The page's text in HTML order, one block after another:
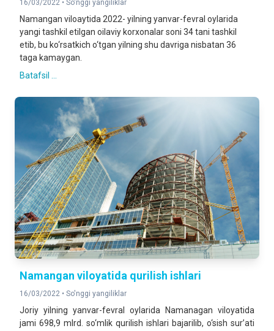
16/03/2022 • So'nggi yangiliklar
Namangan viloaytida 2022- yilning yanvar-fevral oylarida
yangi tashkil etilgan oilaviy korxonalar soni 34 tani tashkil
etib, bu ko‘rsatkich o‘tgan yilning shu davriga nisbatan 36
taga kamaygan.
Batafsil ...
Namangan viloyatida qurilish ishlari
16/03/2022 • So'nggi yangiliklar
Joriy yilning yanvar-fevral oylarida Namanagan viloyatida
jami 698,9 mlrd. so‘mlik qurilish ishlari bajarilib, o‘sish sur’ati